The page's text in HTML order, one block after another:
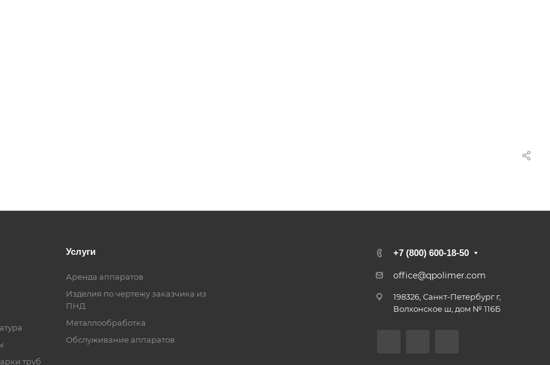
труб
Услуги
Аренда аппаратов
Изделия по чертежу заказчика из
ПНД
Металлообработка
Обслуживание аппаратов
+7 (800) 600-18-50
office@qpolimer.com
198326, Санкт-Петербург г,
Волхонское ш, дом № 116Б